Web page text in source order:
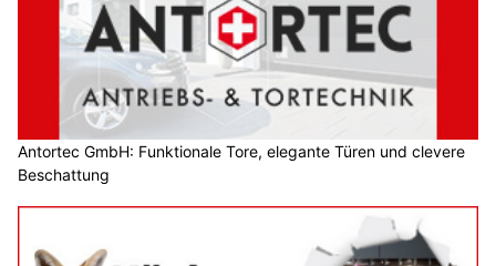
Antortec GmbH: Funktionale Tore, elegante Türen und clevere
Beschattung